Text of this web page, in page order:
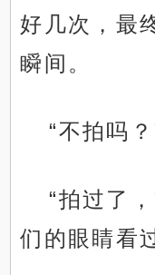
好几次，最
瞬间。
“不拍吗
“拍过了
们的眼睛看